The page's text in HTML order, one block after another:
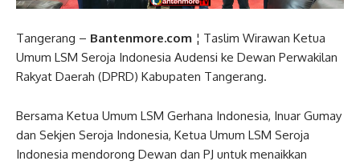
Tangerang – Bantenmore.com ¦ Taslim Wirawan Ketua
Umum LSM Seroja Indonesia Audensi ke Dewan Perwakilan
Rakyat Daerah (DPRD) Kabupaten Tangerang.
Bersama Ketua Umum LSM Gerhana Indonesia, Inuar Gumay
dan Sekjen Seroja Indonesia, Ketua Umum LSM Seroja
Indonesia mendorong Dewan dan PJ untuk menaikkan